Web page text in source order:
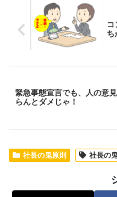
ち
緊急事態宣言でも、人の意
らんとダメじゃ！
社長の鬼原則 社長の